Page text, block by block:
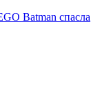
Batman спасла